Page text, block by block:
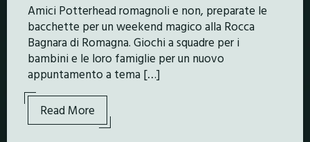
Amici Potterhead romagnoli e non, preparate le
bacchette per un weekend magico alla Rocca
Bagnara di Romagna. Giochi a squadre per i
bambini e le loro famiglie per un nuovo
appuntamento a tema […]
Read More